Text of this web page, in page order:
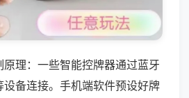
理：一些智能控牌器通过蓝牙
设备连接。手机端软件预设好牌